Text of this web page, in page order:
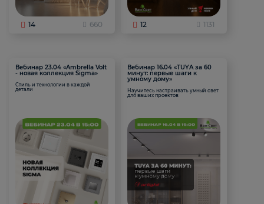
14 660 12 1131
Вебинар 23.04 «Ambrella Volt
- новая коллекция Sigma»
Стиль и технологии в каждой
детали
Вебинар 16.04 «TUYA за 60
минут: первые шаги к
умному дому»
Научитесь настраивать умный свет
для ваших проектов